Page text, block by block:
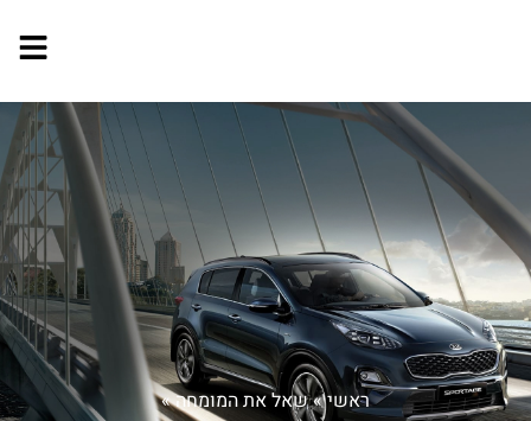
ראשי»שאל את המומחה»